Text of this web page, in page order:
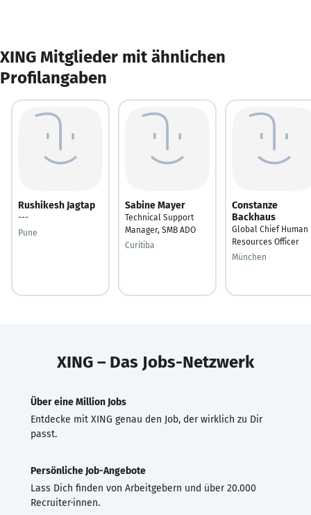
XING Mitglieder mit ähnlichen
Profilangaben
Rushikesh Jagtap
---
Pune
Sabine Mayer
Technical Support
Manager, SMB ADO
Curitiba
Constanze
Backhaus
Global Chief Human
Resources Officer
München
XING – Das Jobs-Netzwerk
Über eine Million Jobs
Entdecke mit XING genau den Job, der wirklich zu Dir
passt.
Persönliche Job-Angebote
Lass Dich finden von Arbeitgebern und über 20.000
Recruiter·innen.